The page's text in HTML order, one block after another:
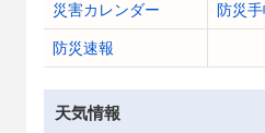
災害カレンダー
防災
防災速報
天気情報